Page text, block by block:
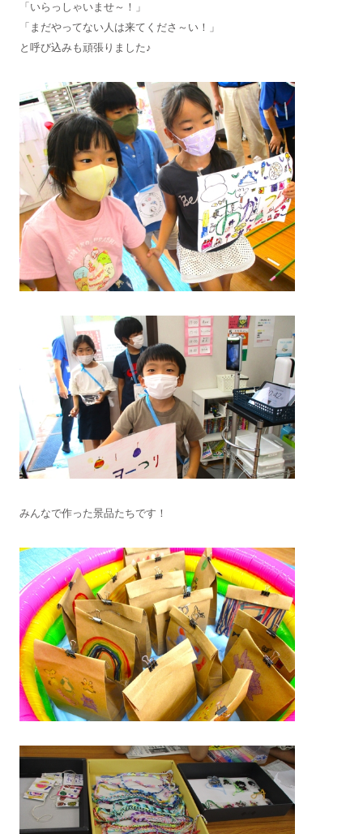
「いらっしゃいませ～！」
「まだやってない人は来てくださ～い！」
と呼び込みも頑張りました♪
みんなで作った景品たちです！